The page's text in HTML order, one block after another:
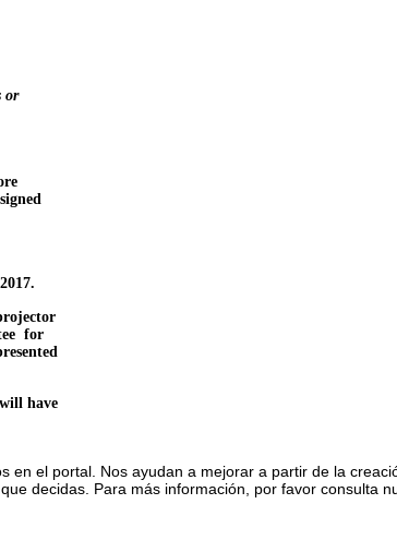
el portal. Nos ayudan a mejorar a partir de la
decidas. Para más información, por favor consulta
or
for
have